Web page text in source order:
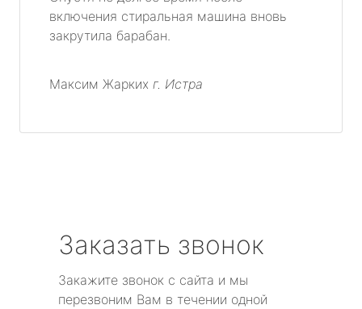
включения стиральная машина вновь
закрутила барабан.
Максим Жарких г. Истра
Заказать звонок
Закажите звонок с сайта и мы
перезвоним Вам в течении одной